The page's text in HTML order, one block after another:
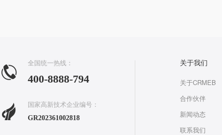
全国统一热线：
400-8888-794
国家高新技术企业编号：
GR202361002818
关于我们
关于CRMEB
合作伙伴
新闻动态
联系我们